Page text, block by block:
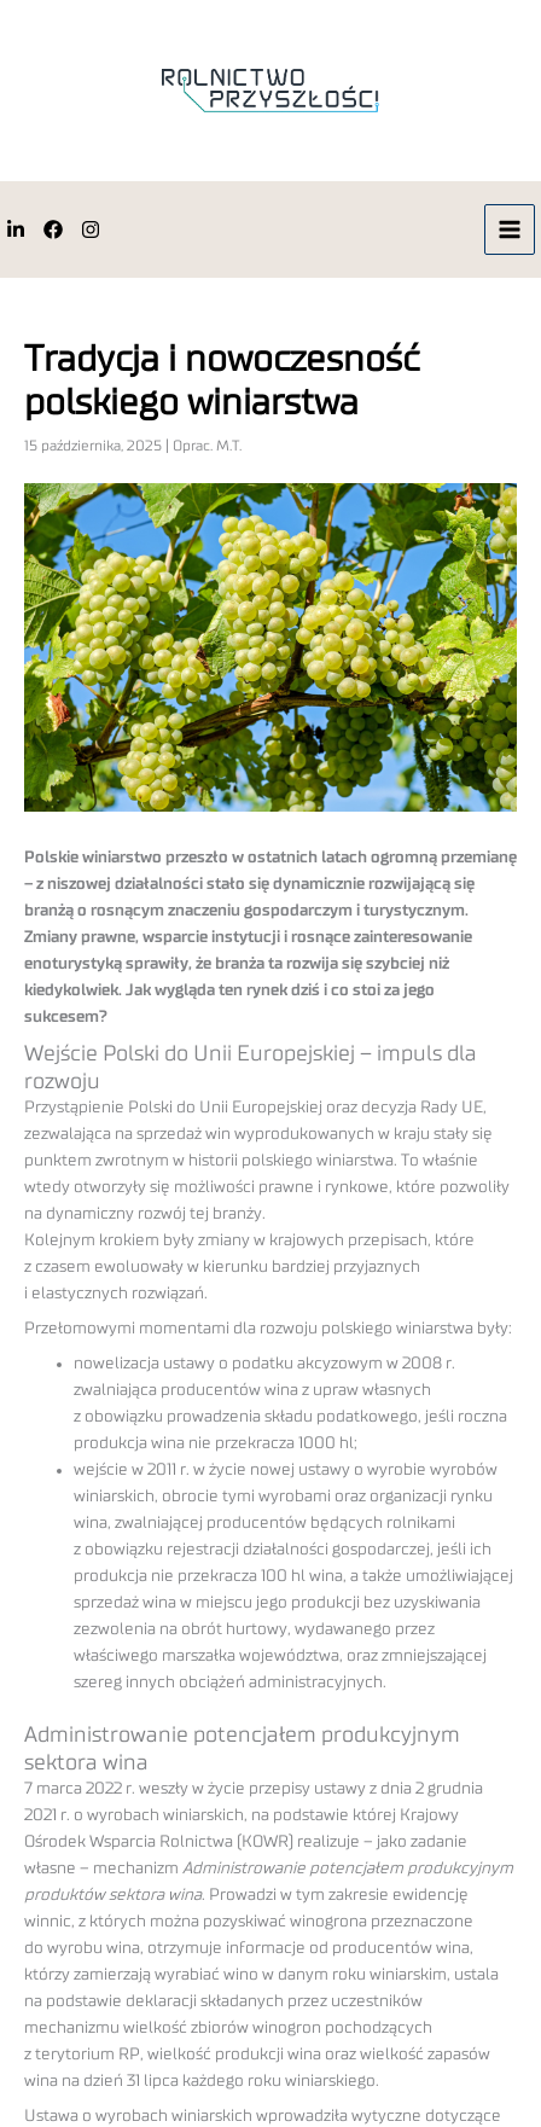
Tradycja i nowoczesność
polskiego winiarstwa
15 października, 2025 | Oprac. M.T.
Polskie winiarstwo przeszło w ostatnich latach ogromną przemianę
– z niszowej działalności stało się dynamicznie rozwijającą się
branżą o rosnącym znaczeniu gospodarczym i turystycznym.
Zmiany prawne, wsparcie instytucji i rosnące zainteresowanie
enoturystyką sprawiły, że branża ta rozwija się szybciej niż
kiedykolwiek. Jak wygląda ten rynek dziś i co stoi za jego
sukcesem?
Wejście Polski do Unii Europejskiej – impuls dla
rozwoju
Przystąpienie Polski do Unii Europejskiej oraz decyzja Rady UE,
zezwalająca na sprzedaż win wyprodukowanych w kraju stały się
punktem zwrotnym w historii polskiego winiarstwa. To właśnie
wtedy otworzyły się możliwości prawne i rynkowe, które pozwoliły
na dynamiczny rozwój tej branży.
Kolejnym krokiem były zmiany w krajowych przepisach, które
z czasem ewoluowały w kierunku bardziej przyjaznych
i elastycznych rozwiązań.
Przełomowymi momentami dla rozwoju polskiego winiarstwa były:
nowelizacja ustawy o podatku akcyzowym w 2008 r.
zwalniająca producentów wina z upraw własnych
z obowiązku prowadzenia składu podatkowego, jeśli roczna
produkcja wina nie przekracza 1000 hl;
wejście w 2011 r. w życie nowej ustawy o wyrobie wyrobów
winiarskich, obrocie tymi wyrobami oraz organizacji rynku
wina, zwalniającej producentów będących rolnikami
z obowiązku rejestracji działalności gospodarczej, jeśli ich
produkcja nie przekracza 100 hl wina, a także umożliwiającej
sprzedaż wina w miejscu jego produkcji bez uzyskiwania
zezwolenia na obrót hurtowy, wydawanego przez
właściwego marszałka województwa, oraz zmniejszającej
szereg innych obciążeń administracyjnych.
Administrowanie potencjałem produkcyjnym
sektora wina
7 marca 2022 r. weszły w życie przepisy ustawy z dnia 2 grudnia
2021 r. o wyrobach winiarskich, na podstawie której Krajowy
Ośrodek Wsparcia Rolnictwa (KOWR) realizuje – jako zadanie
własne – mechanizm Administrowanie potencjałem produkcyjnym
produktów sektora wina. Prowadzi w tym zakresie ewidencję
winnic, z których można pozyskiwać winogrona przeznaczone
do wyrobu wina, otrzymuje informacje od producentów wina,
którzy zamierzają wyrabiać wino w danym roku winiarskim, ustala
na podstawie deklaracji składanych przez uczestników
mechanizmu wielkość zbiorów winogron pochodzących
z terytorium RP, wielkość produkcji wina oraz wielkość zapasów
wina na dzień 31 lipca każdego roku winiarskiego.
Ustawa o wyrobach winiarskich wprowadziła wytyczne dotyczące